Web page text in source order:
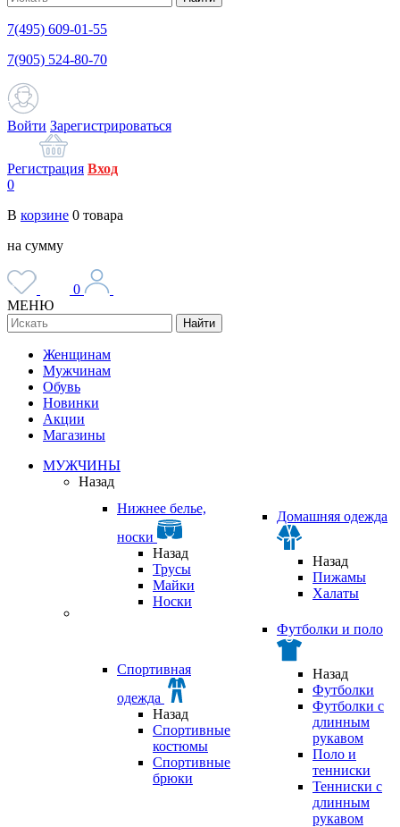
7(495) 609-01-55
7(905) 524-80-70
Войти Зарегистрироваться
Регистрация Вход
0
В корзине 0 товара
на сумму
0
МЕНЮ
Найти
Женщинам
Мужчинам
Обувь
Новинки
Акции
Магазины
МУЖЧИНЫ
Назад
Нижнее белье,
носки
Назад
Трусы
Майки
Носки
Домашняя одежда
Назад
Пижамы
Халаты
Спортивная
одежда
Назад
Спортивные
костюмы
Спортивные
брюки
Футболки и поло
Назад
Футболки
Футболки с
длинным
рукавом
Поло и
тенниски
Тенниски с
длинным
рукавом